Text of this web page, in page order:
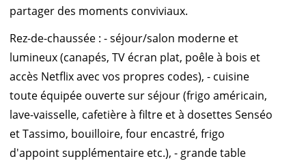
partager des moments conviviaux.
Rez-de-chaussée : - séjour/salon moderne et
lumineux (canapés, TV écran plat, poêle à bois et
accès Netflix avec vos propres codes), - cuisine
toute équipée ouverte sur séjour (frigo américain,
lave-vaisselle, cafetière à filtre et à dosettes Senséo
et Tassimo, bouilloire, four encastré, frigo
d'appoint supplémentaire etc.), - grande table